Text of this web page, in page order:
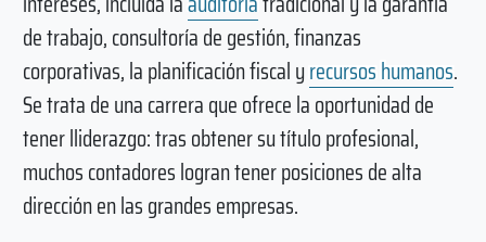
de trabajo, consultoría de gestión, finanzas
corporativas, la planificación fiscal yrecursos humanos.
Se trata de una carrera que ofrece la oportunidad de
tener lliderazgo: tras obtener su título profesional,
muchos contadores logran tener posiciones de alta
dirección en las grandes empresas.